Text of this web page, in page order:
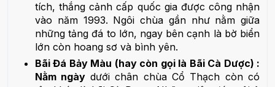
tích, thắng cảnh cấp quốc gia được công nhận
vào năm 1993. Ngôi chùa gần như nằm giữa
những tảng đá to lớn, ngay bên cạnh là bờ biển
lớn còn hoang sơ và bình yên.
Bãi Đá Bảy Màu (hay còn gọi là Bãi Cà Dược) :
Nằm ngày dưới chân chùa Cổ Thạch còn có